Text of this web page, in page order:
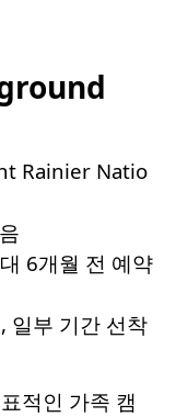
Rainier Natio
6개월 전 예약
일부 기간 선착
적인 가족 캠